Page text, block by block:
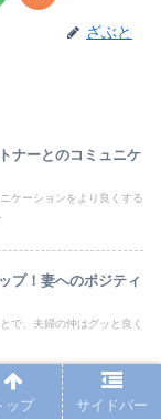
ざぶと
ナーとのコミュニケ
ケーションをより良くする
プ！妻へのポジティ
で、夫婦の仲はグッと良く
を上手に乗り越える
ップ サイドバー